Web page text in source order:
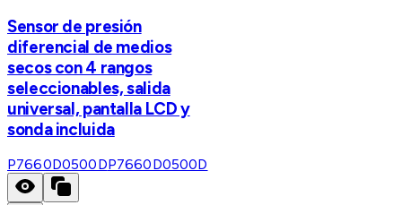
Sensor de presión
diferencial de medios
secos con 4 rangos
seleccionables, salida
universal, pantalla LCD y
sonda incluida
P7660D0500DP7660D0500D